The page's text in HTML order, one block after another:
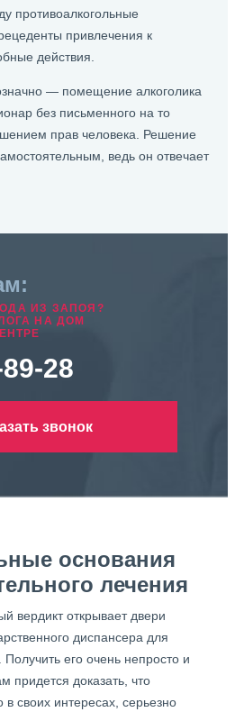
противоалкогольные
привлечения к
действия.
— помещение алкоголика
без письменного на то
прав человека. Решение
ведь он отвечает
ИЗ ЗАПОЯ?
НА ДОМ
28
звонок
основания
лечения
вердикт открывает двери
диспансера для
его очень непросто и
придется доказать, что
в своих интересах, серьезно